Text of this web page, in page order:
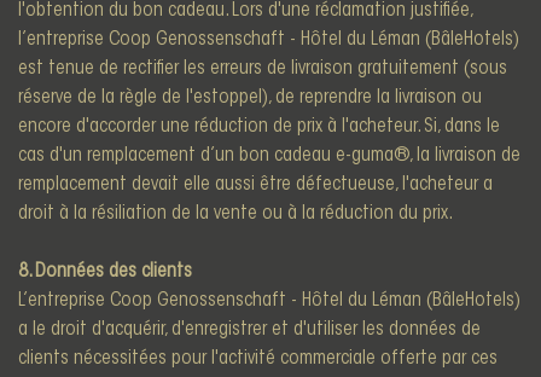
l'obtention du bon cadeau. Lors d'une réclamation justifiée,
l’entreprise Coop Genossenschaft - Hôtel du Léman (BâleHotels)
est tenue de rectifier les erreurs de livraison gratuitement (sous
réserve de la règle de l'estoppel), de reprendre la livraison ou
encore d'accorder une réduction de prix à l'acheteur. Si, dans le
cas d'un remplacement d’un bon cadeau e-guma®, la livraison de
remplacement devait elle aussi être défectueuse, l'acheteur a
droit à la résiliation de la vente ou à la réduction du prix.
8. Données des clients
L’entreprise Coop Genossenschaft - Hôtel du Léman (BâleHotels)
a le droit d'acquérir, d'enregistrer et d'utiliser les données de
clients nécessitées pour l'activité commerciale offerte par ces